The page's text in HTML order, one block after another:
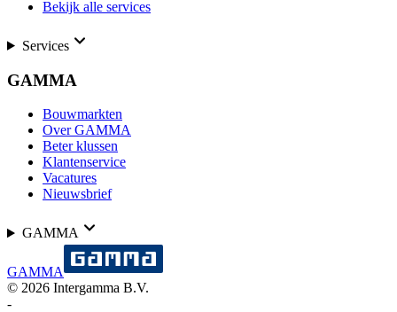
Bekijk alle services
Services
GAMMA
Bouwmarkten
Over GAMMA
Beter klussen
Klantenservice
Vacatures
Nieuwsbrief
GAMMA
GAMMA
© 2026 Intergamma B.V.
-